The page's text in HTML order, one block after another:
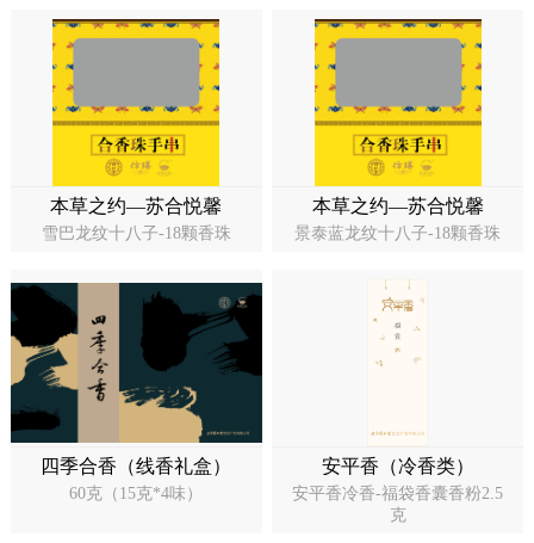
本草之约—苏合悦馨
雪巴龙纹十八子-18颗香珠
本草之约—苏合悦馨
景泰蓝龙纹十八子-18颗香珠
四季合香（线香礼盒）
60克（15克*4味）
安平香（冷香类）
安平香冷香-福袋香囊香粉2.5
克